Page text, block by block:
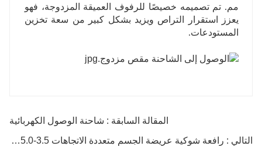
مم. تم تصميمه خصيصًا للرفوف العميقة المزدوجة، فهو
يعزز استقرار التراص ويزيد بشكل كبير من سعة تخزين
المستودعات.
المقالة السابقة : شاحنة الوصول الكهربائية
التالي : رافعة شوكية عريضة الجسم متعددة الاتجاهات 3.5-5.0 طن